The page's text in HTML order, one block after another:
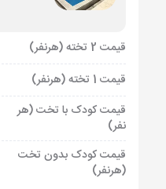
قیمت 2 تخته (هرنفر)
قیمت 1 تخته (هرنفر)
قیمت کودک با تخت (هر
نفر)
قیمت کودک بدون تخت
(هرنفر)